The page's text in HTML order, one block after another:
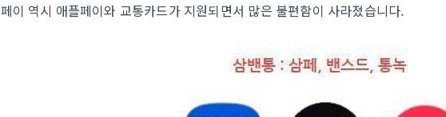
페이 역시 애플페이와 교통카드가 지원되면서 많은 불편함이 사라졌습니다.